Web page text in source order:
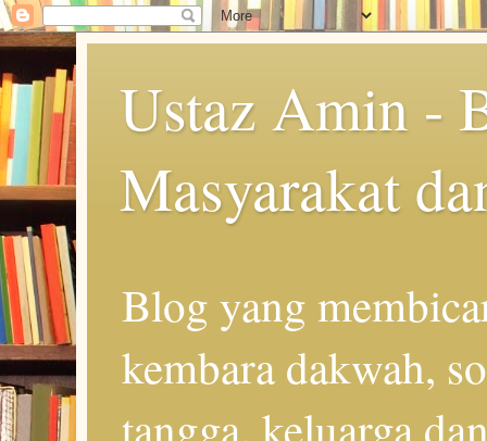
Ustaz Amin -
Masyarakat
Blog yang
kembara dakwah,
tangga, keluarga